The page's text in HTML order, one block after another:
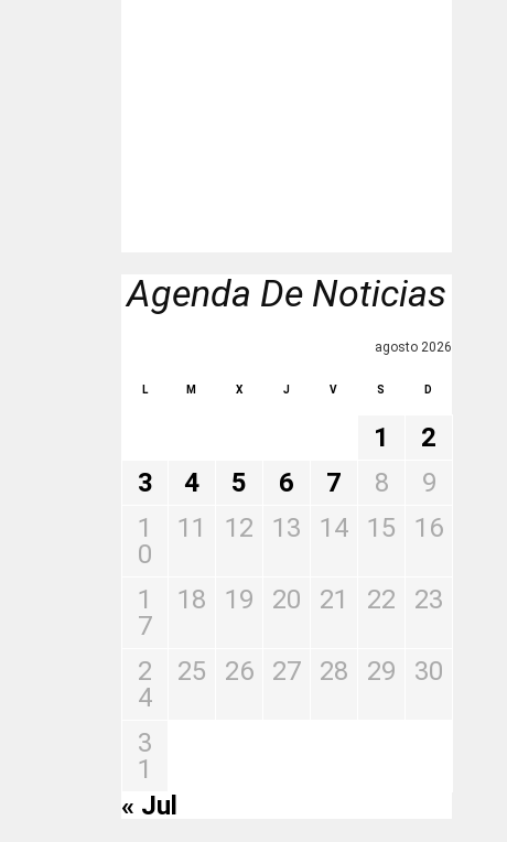
Agenda De Noticias
agosto 2026
L M X J V S D
1
2
3
4 5 6 7 8
9
1
0
11 12 13 14 15 16
1
7
18 19 20 21 22 23
2
4
25 26 27 28 29 30
3
1
« Jul